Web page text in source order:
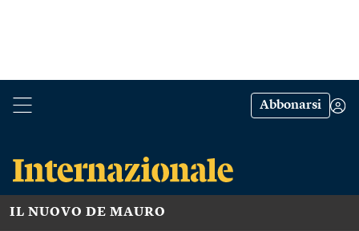
Abbonarsi
IL NUOVO DE MAURO